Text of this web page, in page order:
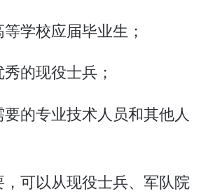
等学校应届毕业生；
秀的现役士兵；
要的专业技术人员和其他人
可以从现役士兵、军队院